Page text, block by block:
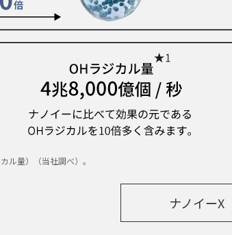
ル量）（当社調べ）。
ナノイーX